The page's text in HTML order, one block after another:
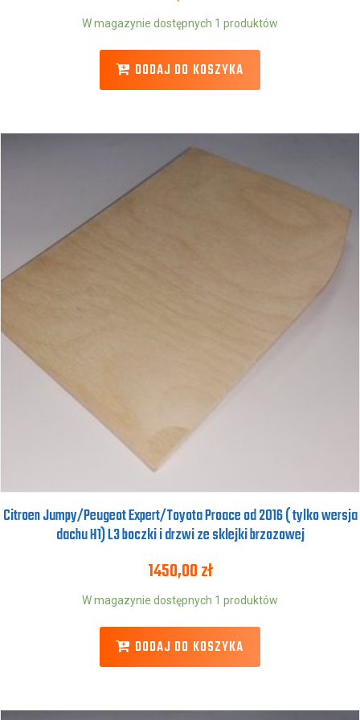
W magazynie dostępnych 1 produktów
DODAJ DO KOSZYKA
Citroen Jumpy/Peugeot Expert/Toyota Proace od 2016 ( tylko wersja
dachu H1) L3 boczki i drzwi ze sklejki brzozowej
1450,00zł
W magazynie dostępnych 1 produktów
DODAJ DO KOSZYKA